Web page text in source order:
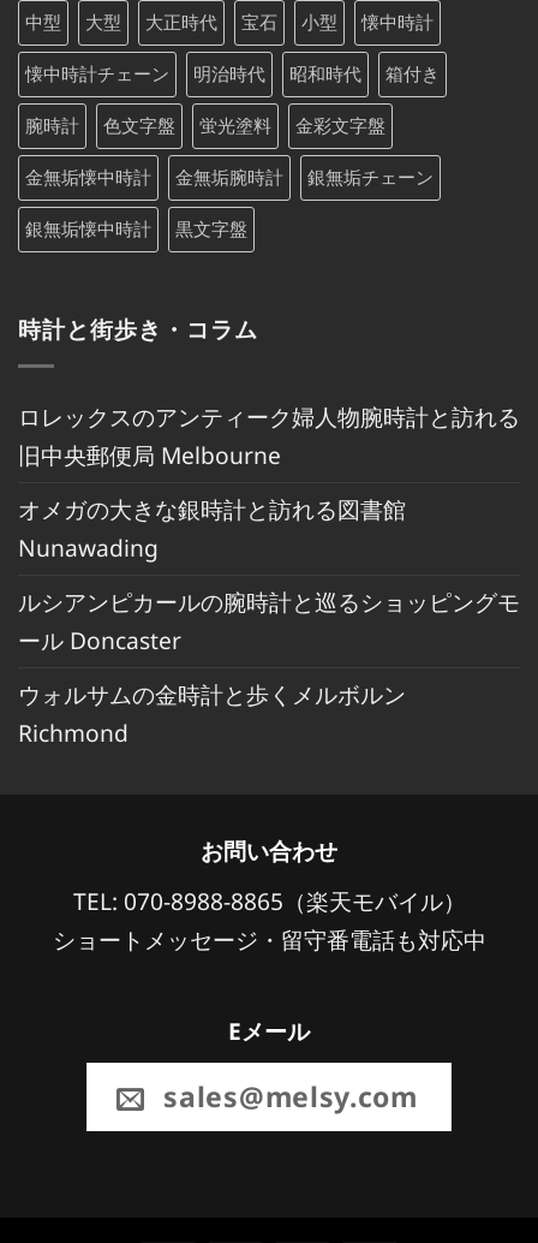
中型 大型 大正時代 宝石 小型 懐中時計
懐中時計チェーン 明治時代 昭和時代 箱付き
腕時計 色文字盤 蛍光塗料 金彩文字盤
金無垢懐中時計 金無垢腕時計 銀無垢チェーン
銀無垢懐中時計 黒文字盤
時計と街歩き・コラム
ロレックスのアンティーク婦人物腕時計と訪れる
旧中央郵便局 Melbourne
オメガの大きな銀時計と訪れる図書館
Nunawading
ルシアンピカールの腕時計と巡るショッピングモ
ール Doncaster
ウォルサムの金時計と歩くメルボルン
Richmond
お問い合わせ
TEL: 070-8988-8865（楽天モバイル）
ショートメッセージ・留守番電話も対応中
Eメール
sales@melsy.com